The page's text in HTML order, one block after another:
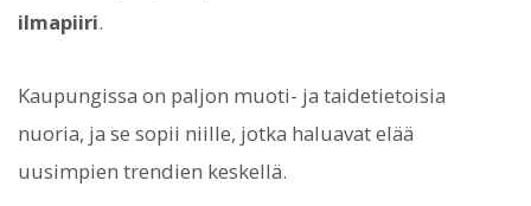
ilmapiiri.
Kaupungissa on paljon muoti- ja taidetietoisia
nuoria, ja se sopii niille, jotka haluavat elää
uusimpien trendien keskellä.